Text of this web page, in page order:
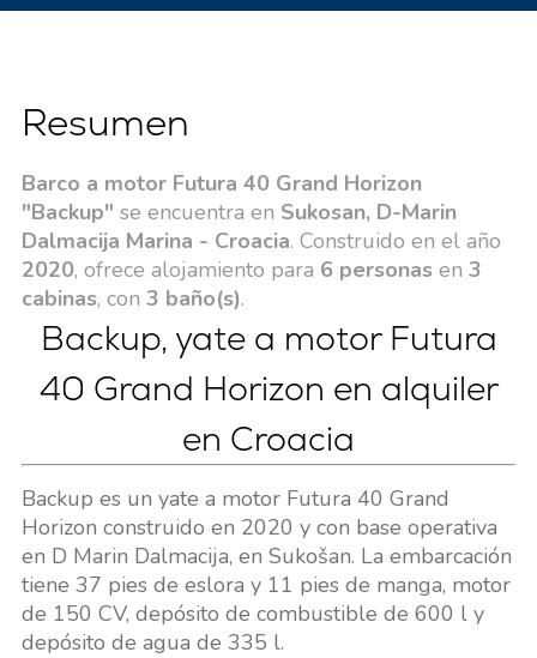
Resumen
Barco a motor Futura 40 Grand Horizon
"Backup" se encuentra en Sukosan, D-Marin
Dalmacija Marina - Croacia. Construido en el año
2020, ofrece alojamiento para 6 personasen 3
cabinas, con 3 baño(s).
Backup, yate a motor Futura
40 Grand Horizon en alquiler
en Croacia
Backup es un yate a motor Futura 40 Grand
Horizon construido en 2020 y con base operativa
en D Marin Dalmacija, en Sukošan. La embarcación
tiene 37 pies de eslora y 11 pies de manga, motor
de 150 CV, depósito de combustible de 600 l y
depósito de agua de 335 l.